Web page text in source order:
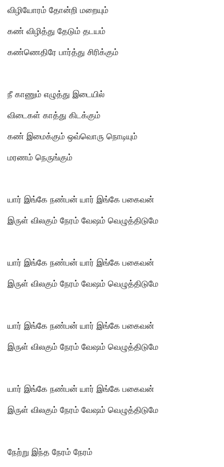
விழியோரம் தோன்றி மறையும்
கண் விழித்து தேடும் தடயம்
கண்ணெதிரே பார்த்து சிரிக்கும்
நீ காணும் எழுத்து இடையில்
விடைகள் காத்து கிடக்கும்
கண் இமைக்கும் ஒவ்வொரு நொடியும்
மரணம் நெருங்கும்
யார் இங்கே நண்பன் யார் இங்கே பகைவன்
இருள் விலகும் நேரம் வேஷம் வெழுத்திடுமே
யார் இங்கே நண்பன் யார் இங்கே பகைவன்
இருள் விலகும் நேரம் வேஷம் வெழுத்திடுமே
யார் இங்கே நண்பன் யார் இங்கே பகைவன்
இருள் விலகும் நேரம் வேஷம் வெழுத்திடுமே
யார் இங்கே நண்பன் யார் இங்கே பகைவன்
இருள் விலகும் நேரம் வேஷம் வெழுத்திடுமே
நேற்று இந்த நேரம் நேரம்